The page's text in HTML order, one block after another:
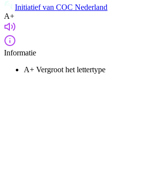
Initiatief van COC Nederland
A+
Informatie
A+ Vergroot het lettertype